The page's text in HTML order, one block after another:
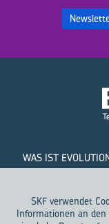
WAS IST
©
SKF verwendet
Informationen an